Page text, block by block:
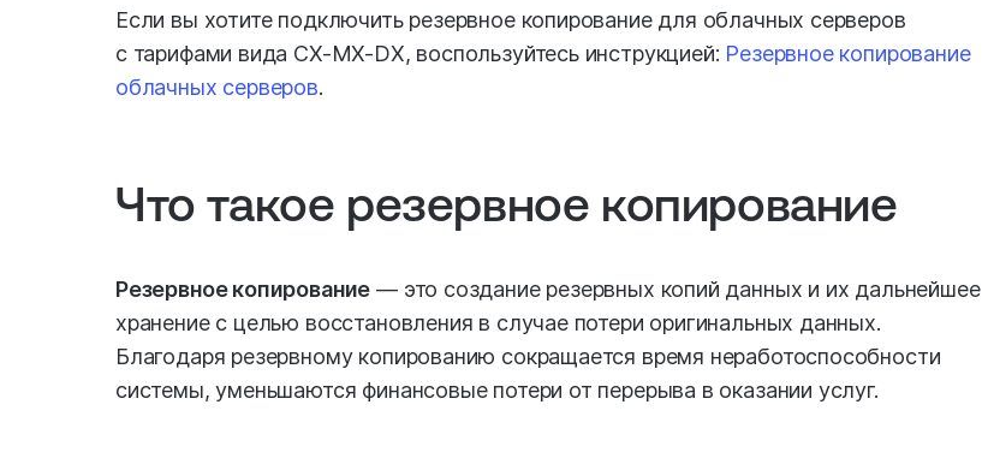
Если вы хотите подключить резервное копирование для облачных серверов
с тарифами вида CX-MX-DX, воспользуйтесь инструкцией: Резервное копирование
облачных серверов.
Что такое резервное копирование
Резервное копирование — это создание резервных копий данных и их дальнейшее
хранение с целью восстановления в случае потери оригинальных данных.
Благодаря резервному копированию сокращается время неработоспособности
системы, уменьшаются финансовые потери от перерыва в оказании услуг.